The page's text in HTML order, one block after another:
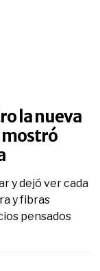
la nueva
mostró
y dejó ver cada
y fibras
pensados